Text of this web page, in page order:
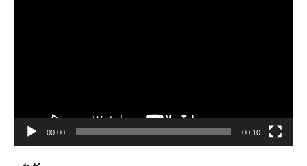
00:00 00:10